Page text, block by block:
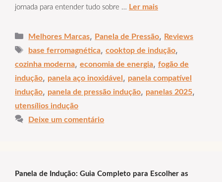
jornada para entender tudo sobre … Ler mais
Categorias
Melhores Marcas, Panela de Pressão, Reviews
Tags
base ferromagnética,cooktop de indução,
cozinha moderna, economia de energia, fogão de
indução, panela aço inoxidável, panela compatível
indução, panela de pressão indução, panelas 2025,
utensílios indução
Deixe um comentário
Panela de Indução: Guia Completo para Escolher as